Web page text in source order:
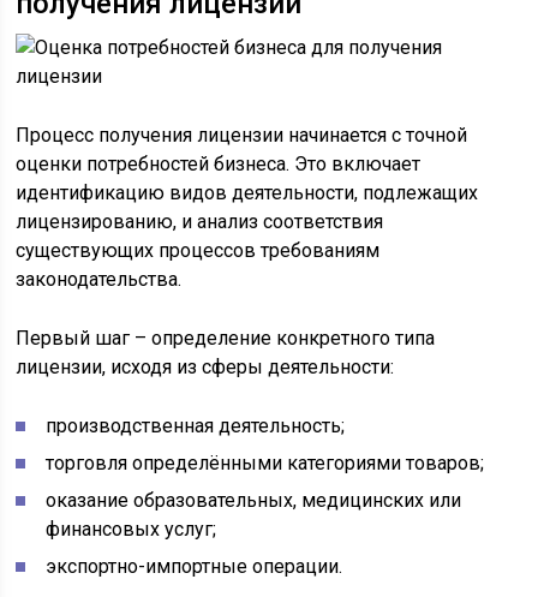
Процесс получения лицензии начинается с точной
оценки потребностей бизнеса. Это включает
идентификацию видов деятельности, подлежащих
лицензированию, и анализ соответствия
существующих процессов требованиям
законодательства.
Первый шаг – определение конкретного типа
лицензии, исходя из сферы деятельности:
производственная деятельность;
торговля определёнными категориями товаров;
оказание образовательных, медицинских или
финансовых услуг;
экспортно-импортные операции.